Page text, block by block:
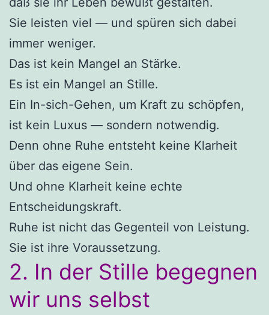
Sie leisten viel — und spüren sich dabei
immer weniger.
Das ist kein Mangel an Stärke.
Es ist ein Mangel an Stille.
Ein In-sich-Gehen, um Kraft zu schöpfen,
ist kein Luxus — sondern notwendig.
Denn ohne Ruhe entsteht keine Klarheit
über das eigene Sein.
Und ohne Klarheit keine echte
Entscheidungskraft.
Ruhe ist nicht das Gegenteil von Leistung.
Sie ist ihre Voraussetzung.
2. In der Stille begegnen
wir uns selbst